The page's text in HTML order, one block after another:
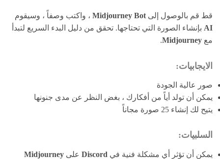
قط قم بالوصول إلى Midjourney Bot ، واكتب وصفاً ، وسيقوم
AI بإنشاء الصورة التي تحتاجها. تحقق من دليل البدء السريع لتبدأ
مع Midjourney
.
الايجابيات:
صور عالية الجودة
يمكن أن تولد أياً من أفكارك ، بغض النظر عن مدى جنونها
يتيح لك إنشاء 25 صورة مجاناً
السلبيات:
يمكن أن تؤثر أي مشكلة فنية في Discord على Midjourney